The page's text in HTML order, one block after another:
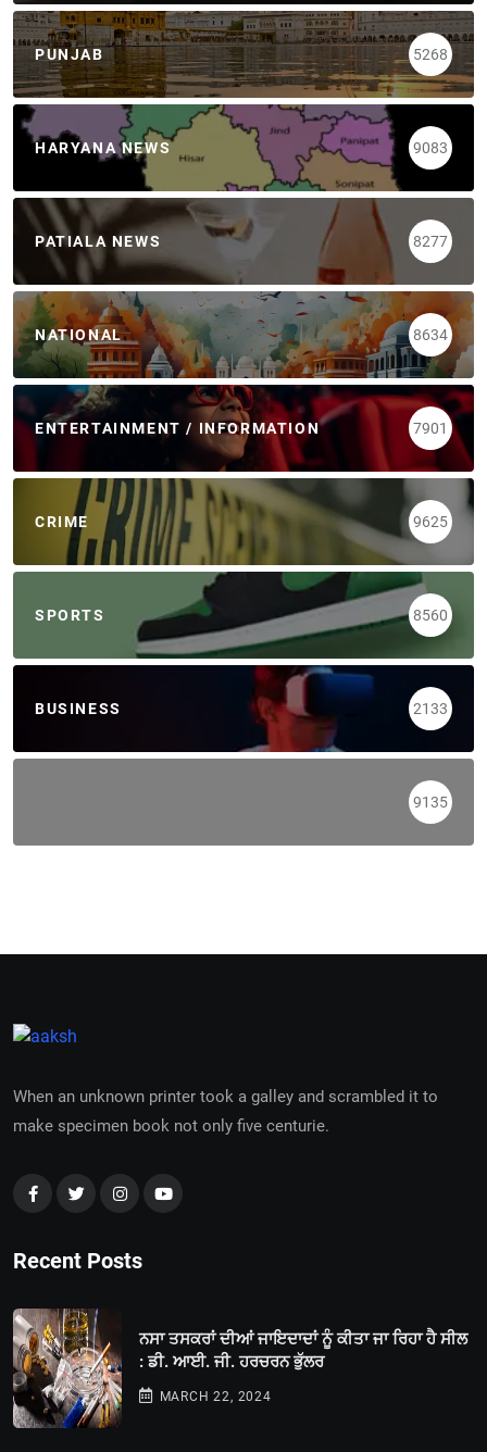
PUNJAB 5268
HARYANA NEWS 9083
PATIALA NEWS 8277
NATIONAL 8634
ENTERTAINMENT / INFORMATION 7901
CRIME 9625
SPORTS 8560
BUSINESS 2133
9135
When an unknown printer took a galley and scrambled it to
make specimen book not only five centurie.
Recent Posts
ਨਸਾ ਤਸਕਰਾਂ ਦੀਆਂ ਜਾਇਦਾਦਾਂ ਨੂੰ ਕੀਤਾ ਜਾ ਰਿਹਾ ਹੈ ਸੀਲ
: ਡੀ. ਆਈ. ਜੀ. ਹਰਚਰਨ ਭੁੱਲਰ
MARCH 22, 2024